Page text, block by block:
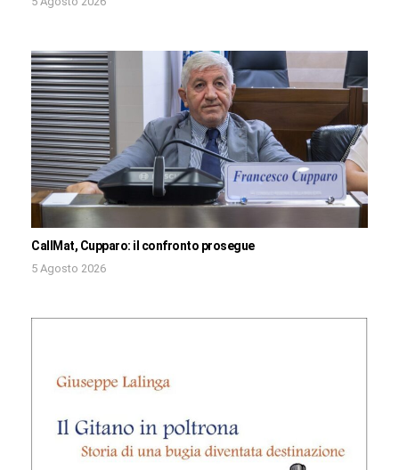
CallMat, Cupparo: il confronto prosegue
5 Agosto 2026